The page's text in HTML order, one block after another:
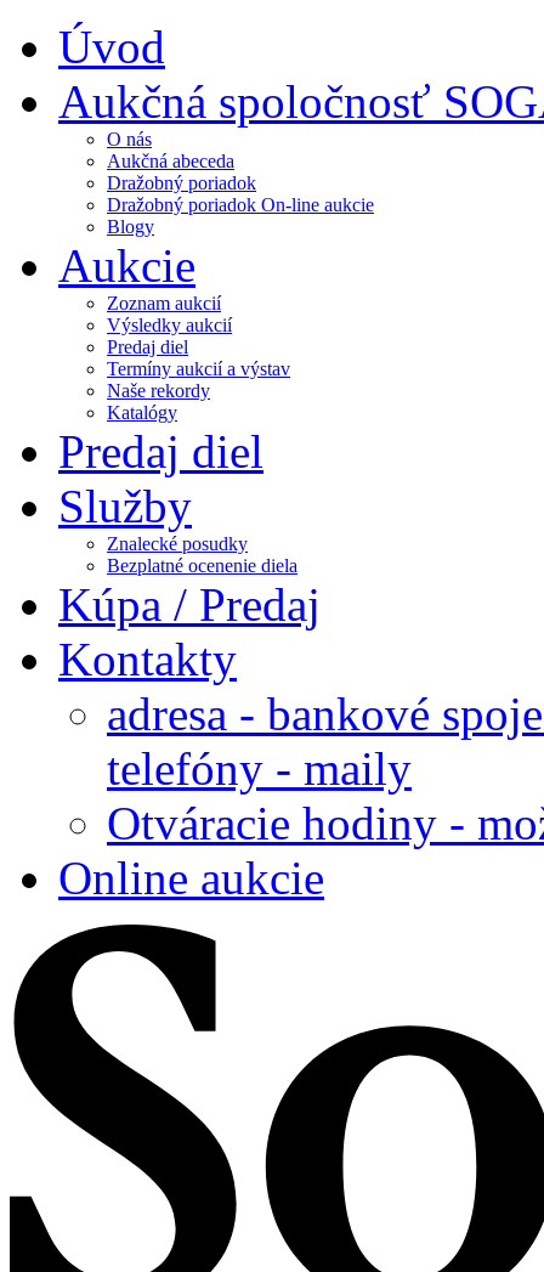
Úvod
Aukčná spoločnosť
O nás
Aukčná abeceda
Dražobný poriadok
Dražobný poriadok On-line aukcie
Blogy
Aukcie
Zoznam aukcií
Výsledky aukcií
Predaj diel
Termíny aukcií a výstav
Naše rekordy
Katalógy
Predaj diel
Služby
Znalecké posudky
Bezplatné ocenenie diela
Kúpa / Predaj
Kontakty
adresa - bankové
telefóny - maily
Otváracie hodiny -
Online aukcie